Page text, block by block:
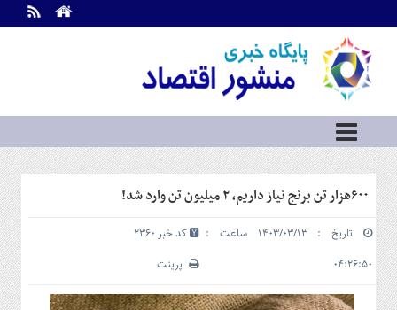
اطلاعات
تماس
ما
درباره
ما
سرویس
ها
بازار
سرمایه
و
بورس
۶۰۰هزار تن برنج نیاز داریم، ۲ میلیون تن وارد شد!
تاریخ : ۱۴۰۳/۰۳/۱۳ ساعت :
۰۴:۲۶:۵۰
کد خبر 2360
پرینت